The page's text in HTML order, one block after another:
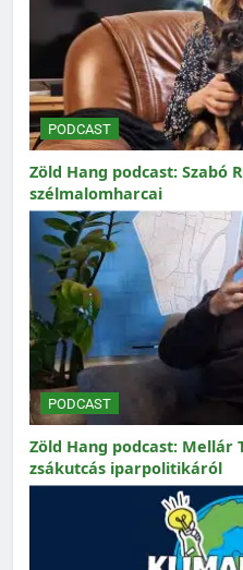
PODCAST
Zöld Hang podcast: Szabó
szélmalomharcai
PODCAST
Zöld Hang podcast: Mellár
zsákutcás iparpolitikáról